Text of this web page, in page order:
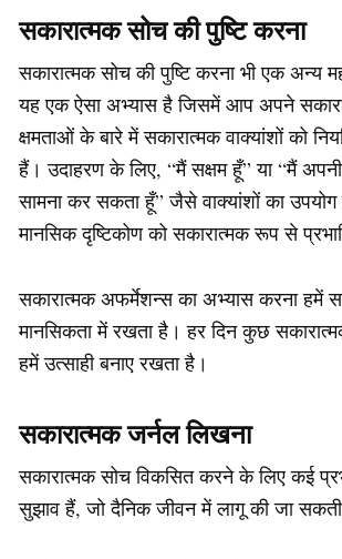
सकारात्मक सोच की पुष्टि करना
सकारात्मक सोच की पुष्टि करना भी एक अन्य
यह एक ऐसा अभ्यास है जिसमें आप अपने
क्षमताओं के बारे में सकारात्मक वाक्यांशों को
हैं। उदाहरण के लिए, “मैं सक्षम हूँ” या “मैं अपनी
सामना कर सकता हूँ” जैसे वाक्यांशों का
मानसिक दृष्टिकोण को सकारात्मक रूप से
सकारात्मक अफर्मेशन्स का अभ्यास करना हमें
मानसिकता में रखता है। हर दिन कुछ
हमें उत्साही बनाए रखता है।
सकारात्मक जर्नल लिखना
सकारात्मक सोच विकसित करने के लिए कई
सुझाव हैं, जो दैनिक जीवन में लागू की जा